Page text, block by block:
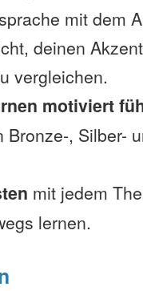
mit dem
deinen
vergleichen.
motiviert
, Silber-
mit jedem
lernen.